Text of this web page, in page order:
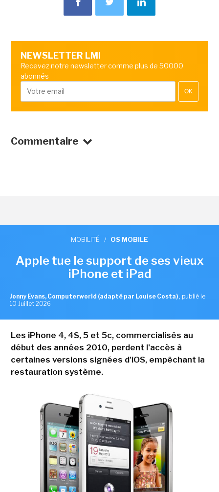
NEWSLETTER LMI
Recevez notre newsletter comme plus de 50000
abonnés
OK
Commentaire
MOBILITÉ / OS MOBILE
Apple tue le support de ses vieux
iPhone et iPad
Jonny Evans, Computerworld (adapté par Louise Costa) , publié le
10 Juillet 2026
Les iPhone 4, 4S, 5 et 5c, commercialisés au
début des années 2010, perdent l'accès à
certaines versions signées d'iOS, empêchant la
restauration système.